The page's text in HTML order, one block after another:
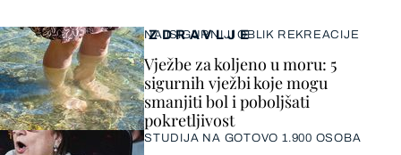
ZDRAVLJE
NAJSIGURNIJI OBLIK REKREACIJE
Vježbe za koljeno u moru: 5
sigurnih vježbi koje mogu
smanjiti bol i poboljšati
pokretljivost
STUDIJA NA GOTOVO 1.900 OSOBA